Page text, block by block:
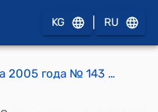
KG RU
Закон КР от 9 августа 2005 года № 143 "О мерах по оказанию помощи хозяйствующим субъектам, пострадавшим в результате событий 24-25 марта 2005 года"